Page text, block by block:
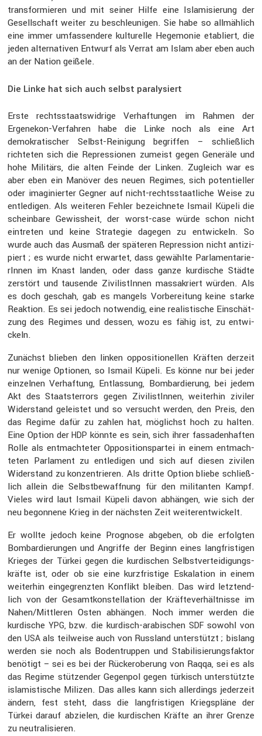
trans­for­mieren und mit seiner Hilfe eine Islami­sie­rung der
Gesell­schaft weiter zu beschleu­nigen. Sie habe so allmäh­lich
eine immer umfas­sen­dere kultu­relle Hegemonie etabliert, die
jeden alter­na­tiven Entwurf als Verrat am Islam aber eben auch
an der Nation geißele.
Die Linke hat sich auch selbst paralysiert
Erste rechts­staats­wid­rige Verhaf­tungen im Rahmen der
Ergenekon-Verfahren habe die Linke noch als eine Art
demokra­ti­scher Selbst-Reini­gung begriffen – schließ­lich
richteten sich die Repres­sionen zumeist gegen Generäle und
hohe Militärs, die alten Feinde der Linken. Zugleich war es
aber eben ein Manöver des neuen Regimes, sich poten­ti­eller
oder imagi­nierter Gegner auf nicht-rechts­staat­liche Weise zu
entle­digen. Als weiteren Fehler bezeich­nete Ismail Küpeli die
schein­bare Gewiss­heit, der worst-case würde schon nicht
eintreten und keine Strategie dagegen zu entwi­ckeln. So
wurde auch das Ausmaß der späteren Repres­sion nicht antizi­
piert ; es wurde nicht erwartet, dass gewählte Parla­men­ta­rie­
rInnen im Knast landen, oder dass ganze kurdi­sche Städte
zerstört und tausende Zivilis­tInnen massa­kriert würden. Als
es doch geschah, gab es mangels Vorbe­rei­tung keine starke
Reaktion. Es sei jedoch notwendig, eine realis­ti­sche Einschät­
zung des Regimes und dessen, wozu es fähig ist, zu entwi­
ckeln.
Zunächst blieben den linken opposi­tio­nellen Kräften derzeit
nur wenige Optionen, so Ismail Küpeli. Es könne nur bei jeder
einzelnen Verhaf­tung, Entlas­sung, Bombar­die­rung, bei jedem
Akt des Staats­ter­rors gegen Zivilis­tInnen, weiterhin ziviler
Wider­stand geleistet und so versucht werden, den Preis, den
das Regime dafür zu zahlen hat, möglichst hoch zu halten.
Eine Option derHDP könnte es sein, sich ihrer fassa­den­haften
Rolle als entmach­teter Opposi­ti­ons­partei in einem entmach­
teten Parla­ment zu entle­digen und sich auf diesen zivilen
Wider­stand zu konzen­trieren. Als dritte Option bliebe schließ­
lich allein die Selbst­be­waff­nung für den militanten Kampf.
Vieles wird laut Ismail Küpeli davon abhängen, wie sich der
neu begon­nene Krieg in der nächsten Zeit weiter­ent­wi­ckelt.
Er wollte jedoch keine Prognose abgeben, ob die erfolgten
Bombar­die­rungen und Angriffe der Beginn eines langfris­tigen
Krieges der Türkei gegen die kurdi­schen Selbst­ver­tei­di­gungs­
kräfte ist, oder ob sie eine kurzfris­tige Eskala­tion in einem
weiterhin einge­grenzten Konflikt bleiben. Das wird letzt­end­
lich von der Gesamt­kon­stel­la­tion der Kräfte­ver­hält­nisse im
Nahen/Mittleren Osten abhängen. Noch immer werden die
kurdi­sche YPG, bzw. die kurdisch-arabi­schen SDFsowohl von
den USAals teilweise auch von Russland unter­stützt ; bislang
werden sie noch als Boden­truppen und Stabi­li­sie­rungs­faktor
benötigt – sei es bei der Rückerobe­rung von Raqqa, sei es als
das Regime stützender Gegenpol gegen türkisch unter­stützte
islamis­ti­sche Milizen. Das alles kann sich aller­dings jeder­zeit
ändern, fest steht, dass die langfris­tigen Kriegs­pläne der
Türkei darauf abzielen, die kurdi­schen Kräfte an ihrer Grenze
zu neutra­li­sieren.